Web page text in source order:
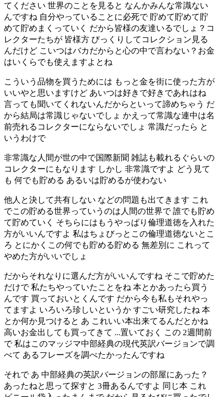
てください 世界のことを見ると なんかみんな常識ない
んですね 自分やっていることに必死で 貯めて貯めて貯
めて貯めまくっていく だから皆様の友達いるでしょ？コ
レクターたちが 皆様方 びっくりしてコレクション見る
んだけど こいつはバカだからと心の中で言わない？お金
はいくらでも使えますよとね
こういう品物を買うためには もっと金を街に使った方が
いいやと思いますけど あいつは好きで好きであれはね
言っても聞いてくれないんだからといって諦めちゃう だ
から結局は常識じゃないでしょ かえって常識な連中は名
前売れるコレクターにならないでしょ 常識だったら と
いうわけで
非常識な人間が世の中で国際新聞 雑誌も載れるぐらいの
コレクターにもなります しかし 非常識ですよ どう見て
も 何でも貯める あるいは貯めるが使わない
他人と決して共有しない などの問題も出てきます これ
でこの貯める世界っていうのは人間の世界で 誰でも貯め
て貯めていく そちらにはもうやっぱり倫理道徳を入れた
方がいいんですよ 私はちょびっとこの倫理道徳ないとこ
ろ とにかくこの何でも貯める貯める 無差別に これって
やめた方がいいでしょ
だからそれなりに選んだ方がいいんですね そこで貯めた
だけで 私たちやっていたことをね 本とかあったら買う
んです 買っておいとくんです だから今も私もそれやっ
てますよ いろいろ珍しいというか すごい研究したね 本
とか何か見つけると あ これいい本出来てるんだとかね
高いお金出しても買ってきて ...置いておく この 2週間前
で 私はこのマッジマ中部経典の現代英訳バージョンで調
べて あるフレーズを調べたかったんですね
それで あ 中部経典の英訳バージョンの部屋にあった？
あったねと思って探すと 3冊あるんですよ 同じ本 これ